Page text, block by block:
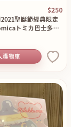
$250
聖誕節經典限定
トミカ巴士多美
購物車